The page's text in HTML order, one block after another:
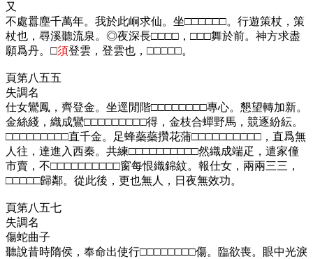
又
不處囂塵千萬年。我於此峒求仙。坐□□□□□□。行遊策杖，策
杖也，尋溪聽流泉。◎夜深長□□□□，□□□舞於前。神方求盡
願爲丹。□須登雲，登雲也，□□□□□。
頁第八五五
失調名
仕女鸞鳳，齊登金。坐逕閒階□□□□□□□□專心。懇望轉加新。
金絲綫，織成鸞□□□□□□□□□得，金枝合蟬野馬，競逐紛紜。
□□□□□□□□□直千金。足蜂蘂蘂攢花蒲□□□□□□□□□□，直爲無
人往，達進入西秦。共練□□□□□□□□□□然織成端疋，遣家僮
市賣，不□□□□□□□□□□窗每恨織錦紋。報仕女，兩兩三三，
□□□□□歸鄰。從此後，更也無人，日夜無效功。
頁第八五七
失調名
傷蛇曲子
聽說昔時隋侯，奉命出使行□□□□□□□□傷。臨欲喪。眼中光淚